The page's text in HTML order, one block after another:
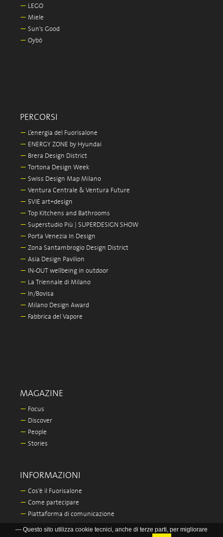
— Questo sito utilizza cookie tecnici, anche di terze parti, per migliorare
— LEGO
— Miele
— Sun's Good
— Oybò
PERCORSI
— L’energia del Fuorisalone
— ENERGY ZONE by Hyundai
— Brera Design District
— Tortona Design Week
— Swiss Design Map Milano
— Ventura Centrale & Ventura Future
— 5VIE art+design
— Top Kitchens and Bathrooms
— Superstudio Più | SUPERDESIGN SHOW
— Porta Venezia In Design
— Zona Santambrogio Design District
— Asia Design Pavilion
— IN-OUT wellbeing in outdoor
— La Triennale di Milano
— In/Bovisa
— Milano Design Award
— Fabbrica del Vapore
MAGAZINE
— Focus
— Discover
— People
— Stories
INFORMAZIONI
— Cos'è il Fuorisalone
— Come partecipare
— Piattaforma di comunicazione
—Logistica e spedizioni